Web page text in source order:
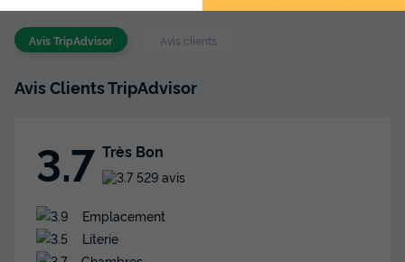
Avis TripAdvisor Avis clients
Avis Clients TripAdvisor
3.7 Très Bon
529 avis
Emplacement
Literie